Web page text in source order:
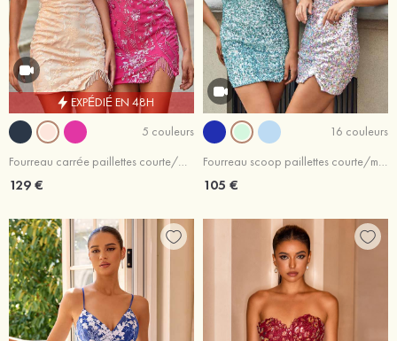
EXPÉDIÉ EN 48H
5 couleurs
Fourreau carrée paillettes courte/mini robe de fête de la rentrée
129 €
16 couleurs
Fourreau scoop paillettes courte/mini robe de fête de la rentrée
105 €